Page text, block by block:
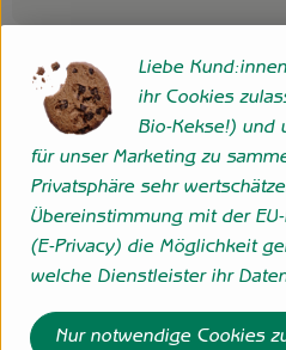
Herkunft
Folge uns
Liebe
ihr Cookies
Bio-Kekse!) und
für unser Marketing zu
Privatsphäre sehr
Übereinstimmung mit der
(E-Privacy) die Möglichkeit
welche Dienstleister ihr
Nur notwendige Cookies